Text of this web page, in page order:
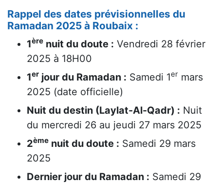
Rappel des dates prévisionnelles du
Ramadan 2025 à Roubaix :
1ère nuit du doute : Vendredi 28 février
2025 à 18H00
1er jour du Ramadan : Samedi 1er mars
2025 (date officielle)
Nuit du destin (Laylat-Al-Qadr) : Nuit
du mercredi 26 au jeudi 27 mars 2025
2ème nuit du doute : Samedi 29 mars
2025
Dernier jour du Ramadan : Samedi 29